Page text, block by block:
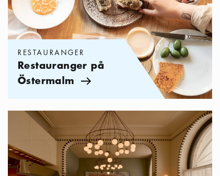
RESTAURANGER
Restauranger på
Östermalm Pil ikon
Kategorier:Restauranger Stockholms alla Michelinkrogar